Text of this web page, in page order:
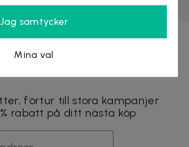
förtur till stora kampanjer
rabatt på ditt nästa köp
Jag samtycker
Mina val